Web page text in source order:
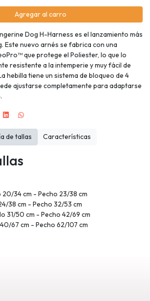
Agregar al carro
Dog H-Harness es el lanzamiento más
Este nuevo arnés se fabrica con una
que protege el Poliester, lo que lo
resistente a la intemperie y muy fácil de
hebilla tiene un sistema de bloqueo de 4
ajustarse completamente para adaptarse
20/34 cm - Pecho 23/38 cm
38 cm - Pecho 32/53 cm
31/50 cm - Pecho 42/69 cm
67 cm - Pecho 62/107 cm
de tallas Características